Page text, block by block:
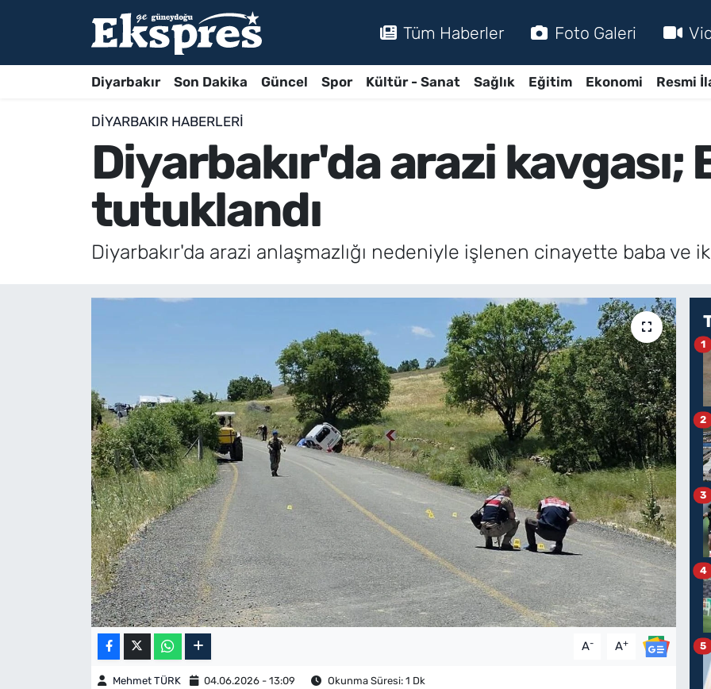
Tüm Haberler Foto Galeri
Diyarbakır Son Dakika Güncel Spor Kültür - Sanat Sağlık Eğitim Ekonomi Resmi
DIYARBAKIR HABERLERI
Diyarbakır'da arazi kavgası;
tutuklandı
Diyarbakır'da arazi anlaşmazlığı nedeniyle işlenen cinayette baba ve
A- A+
Mehmet TÜRK 04.06.2026 - 13:09 Okunma Süresi: 1 Dk
1
2
3
4
5